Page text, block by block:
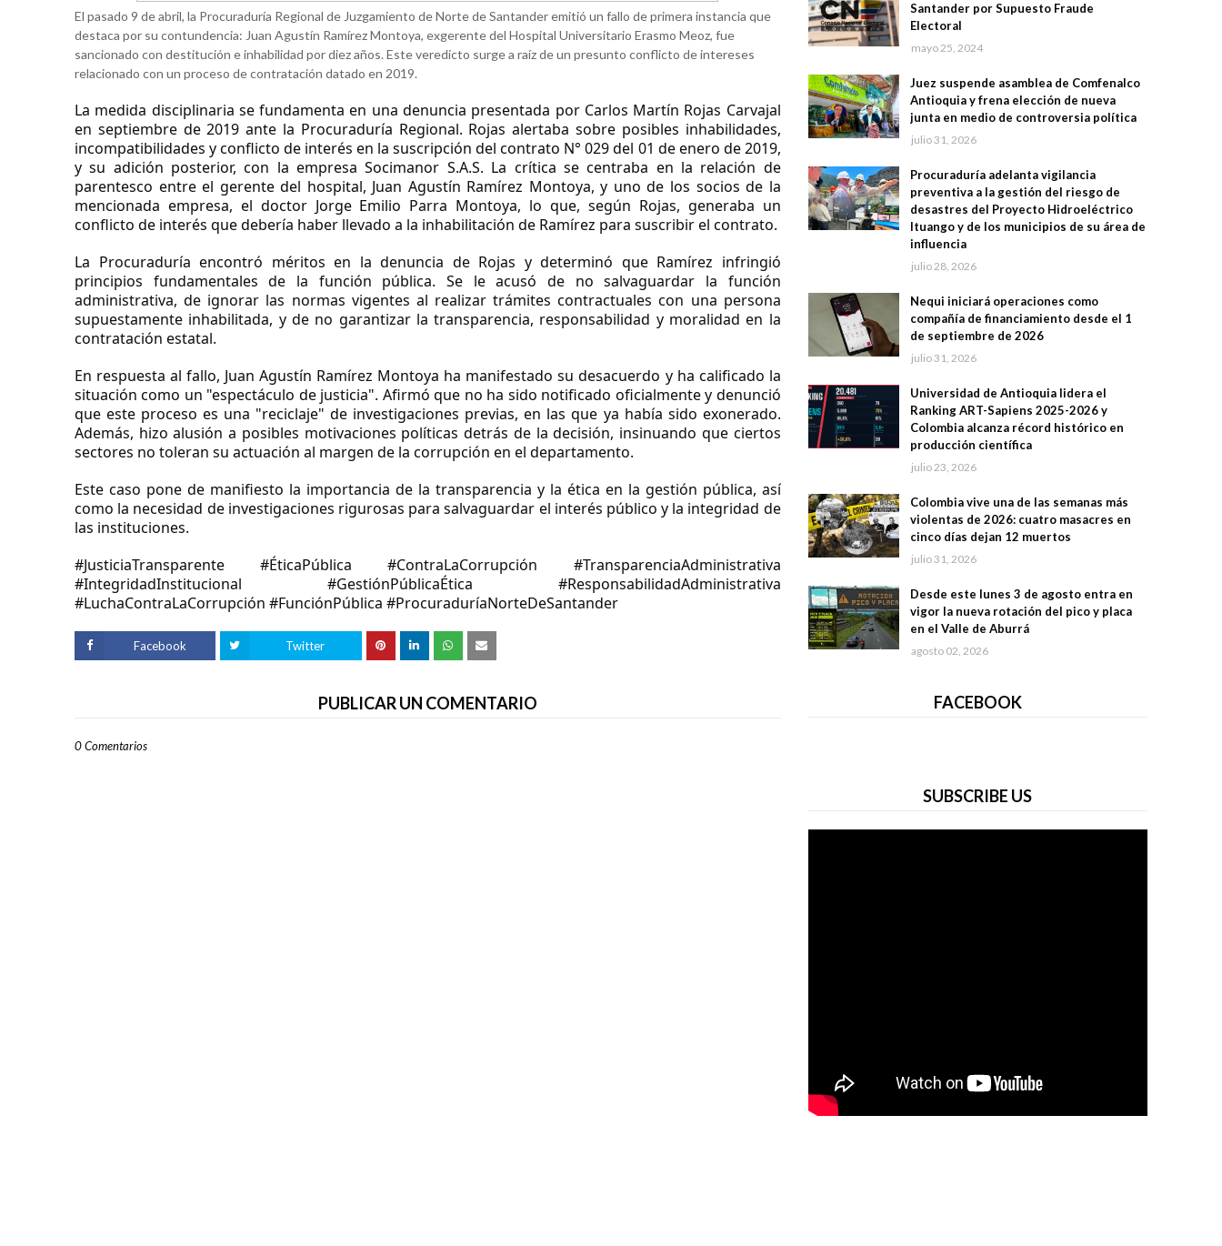
El pasado 9 de abril, la Procuraduría Regional de Juzgamiento de Norte de Santander emitió un fallo de primera instancia que
destaca por su contundencia: Juan Agustín Ramírez Montoya, exgerente del Hospital Universitario Erasmo Meoz, fue
sancionado con destitución e inhabilidad por diez años. Este veredicto surge a raíz de un presunto conflicto de intereses
relacionado con un proceso de contratación datado en 2019.
La medida disciplinaria se fundamenta en una denuncia presentada por Carlos Martín Rojas Carvajal
en septiembre de 2019 ante la Procuraduría Regional. Rojas alertaba sobre posibles inhabilidades,
incompatibilidades y conflicto de interés en la suscripción del contrato N° 029 del 01 de enero de 2019,
y su adición posterior, con la empresa Socimanor S.A.S. La crítica se centraba en la relación de
parentesco entre el gerente del hospital, Juan Agustín Ramírez Montoya, y uno de los socios de la
mencionada empresa, el doctor Jorge Emilio Parra Montoya, lo que, según Rojas, generaba un
conflicto de interés que debería haber llevado a la inhabilitación de Ramírez para suscribir el contrato.
La Procuraduría encontró méritos en la denuncia de Rojas y determinó que Ramírez infringió
principios fundamentales de la función pública. Se le acusó de no salvaguardar la función
administrativa, de ignorar las normas vigentes al realizar trámites contractuales con una persona
supuestamente inhabilitada, y de no garantizar la transparencia, responsabilidad y moralidad en la
contratación estatal.
En respuesta al fallo, Juan Agustín Ramírez Montoya ha manifestado su desacuerdo y ha calificado la
situación como un "espectáculo de justicia". Afirmó que no ha sido notificado oficialmente y denunció
que este proceso es una "reciclaje" de investigaciones previas, en las que ya había sido exonerado.
Además, hizo alusión a posibles motivaciones políticas detrás de la decisión, insinuando que ciertos
sectores no toleran su actuación al margen de la corrupción en el departamento.
Este caso pone de manifiesto la importancia de la transparencia y la ética en la gestión pública, así
como la necesidad de investigaciones rigurosas para salvaguardar el interés público y la integridad de
las instituciones.
#JusticiaTransparente #ÉticaPública #ContraLaCorrupción #TransparenciaAdministrativa
#IntegridadInstitucional #GestiónPúblicaÉtica #ResponsabilidadAdministrativa
#LuchaContraLaCorrupción #FunciónPública #ProcuraduríaNorteDeSantander
Facebook Twitter
PUBLICAR UN COMENTARIO
0 Comentarios
Santander por Supuesto Fraude
Electoral
mayo 25, 2024
Juez suspende asamblea de Comfenalco
Antioquia y frena elección de nueva
junta en medio de controversia política
julio 31, 2026
Procuraduría adelanta vigilancia
preventiva a la gestión del riesgo de
desastres del Proyecto Hidroeléctrico
Ituango y de los municipios de su área de
influencia
julio 28, 2026
Nequi iniciará operaciones como
compañía de financiamiento desde el 1
de septiembre de 2026
julio 31, 2026
Universidad de Antioquia lidera el
Ranking ART-Sapiens 2025-2026 y
Colombia alcanza récord histórico en
producción científica
julio 23, 2026
Colombia vive una de las semanas más
violentas de 2026: cuatro masacres en
cinco días dejan 12 muertos
julio 31, 2026
Desde este lunes 3 de agosto entra en
vigor la nueva rotación del pico y placa
en el Valle de Aburrá
agosto 02, 2026
FACEBOOK
SUBSCRIBE US